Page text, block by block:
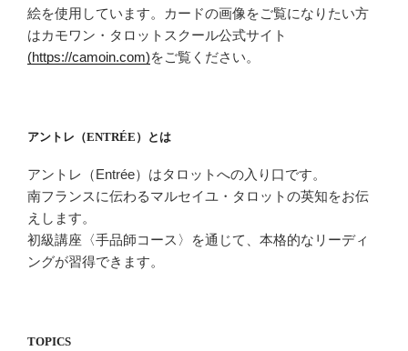
絵を使用しています。カードの画像をご覧になりたい方
はカモワン・タロットスクール公式サイト
(https://camoin.com)をご覧ください。
アントレ（ENTRÉE）とは
アントレ（Entrée）はタロットへの入り口です。
南フランスに伝わるマルセイユ・タロットの英知をお伝
えします。
初級講座〈手品師コース〉を通じて、本格的なリーディ
ングが習得できます。
TOPICS